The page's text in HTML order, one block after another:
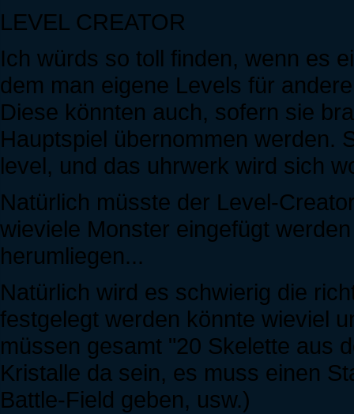
LEVEL CREATOR
Ich würds so toll finden, wenn es
dem man eigene Levels für
Diese könnten auch, sofern sie
Hauptspiel übernommen werden.
level, und das uhrwerk wird sich
Natürlich müsste der Level-
wieviele Monster eingefügt
herumliegen...
Natürlich wird es schwierig die
festgelegt werden könnte wieviel
müssen gesamt "20 Skelette aus
Kristalle da sein, es muss einen
Battle-Field geben, usw.)